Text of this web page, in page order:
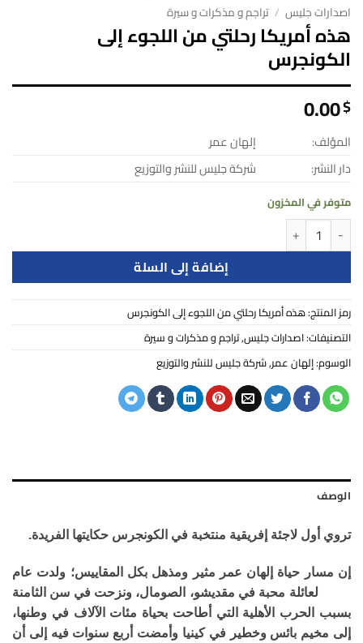
اصدارات جليس / تراجم و مذكرات و سيرة
هذه أمريكا رحلتي من اللجوء إلى
الكونجرس
0.00$
المؤلف:
إلهان عمر
دار النشر:
شركة جليس للنشر والتوزيع
متوفر في المخزون
كمية هذه أمريكا رحلتي من اللجوء إلى الكونجرس
إضافة إلى السلة
رمز المنتج:هذه أمريكا رحلتي من اللجوء إلى الكونجرس
التصنيفات:اصدارات جليس,تراجم و مذكرات و سيرة
الوسوم:إلهان عمر,شركة جليس للنشر والتوزيع
الوصف
تروي أول لاجئة إفريقية منتخبة في الكونجرس حكايتها الفريدة.
إن مسار حياة إلهان عمر مثير ومذهل بكل المقاييس؛ ولدت عام
1982 لعائلة محبة في مقديشو، الصومال، ونزحت في سن الثامنة
بسبب الحرب الأهلية التي أطاحت بحياة مئات الآلاف في وطنها،
إلى مخيم بائس وخطير في كينيا وأمضت أربع سنوات فيه إلى أن